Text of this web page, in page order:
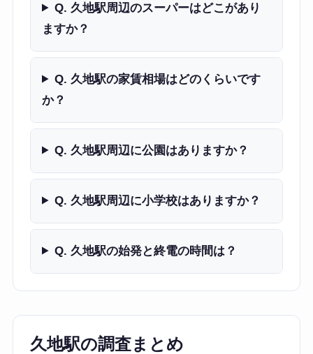
Q. 久地駅周辺のスーパーはどこがあり
ますか？
Q. 久地駅の家賃相場はどのくらいです
か？
Q. 久地駅周辺に公園はありますか？
Q. 久地駅周辺に小学校はありますか？
Q. 久地駅の始発と終電の時間は？
久地駅の調査まとめ